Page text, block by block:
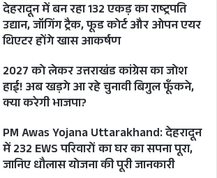
देहरादून में बन रहा 132 एकड़ का राष्ट्रपति
उद्यान, जॉगिंग ट्रैक, फूड कोर्ट और ओपन एयर
थिएटर होंगे खास आकर्षण
2027 को लेकर उत्तराखंड कांग्रेस का जोश
हाई! अब खड़गे आ रहे चुनावी बिगुल फूँकने,
क्या करेगी भाजपा?
PM Awas Yojana Uttarakhand: देहरादून
में 232 EWS परिवारों का घर का सपना पूरा,
जानिए धौलास योजना की पूरी जानकारी